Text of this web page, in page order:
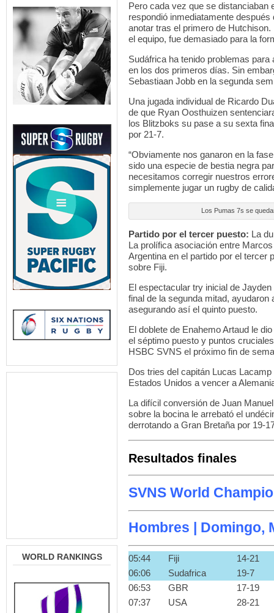
WORLD RANKINGS
Pero cada vez que se distanciaban
respondió inmediatamente
anotar tras el primero de
el equipo, fue demasiado para la
Sudáfrica ha tenido problemas
en los dos primeros días. Sin
Sebastiaan Jobb en la segunda
Una jugada individual de Ricardo
de que Ryan Oosthuizen
los Blitzboks su pase a su sexta
por 21-7.
“Obviamente nos ganaron en la
sido una especie de bestia negra
necesitamos corregir nuestros
simplemente jugar un rugby de
Los Pumas 7s se
Partido por el tercer puesto: La
La prolífica asociación entre
Argentina en el partido por el tercer
sobre Fiji.
El espectacular try inicial de
final de la segunda mitad, ayudaron
asegurando así el quinto puesto.
El doblete de Enahemo Artaud le
el séptimo puesto y puntos
HSBC SVNS el próximo fin de
Dos tries del capitán Lucas
Estados Unidos a vencer a
La difícil conversión de Juan
sobre la bocina le arrebató el
derrotando a Gran Bretaña por 19-
Resultados finales
SVNS World
Hombres | Domingo,
05:44 Fiji
14-21
06:06
Sudafrica
19-7
06:53
GBR
17-19
07:37
USA
28-21